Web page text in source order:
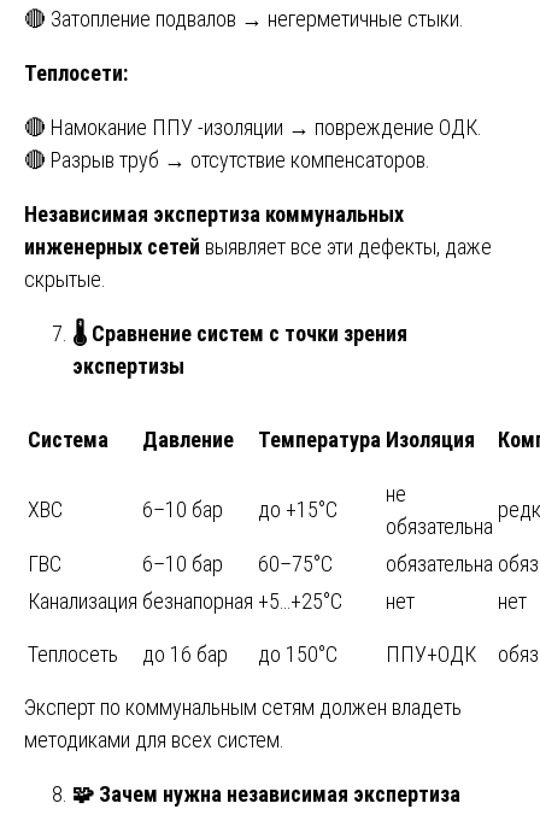
🔴 Затопление подвалов → негерметичные стыки.
Теплосети:
🔴 Намокание ППУ -изоляции → повреждение ОДК.
🔴 Разрыв труб → отсутствие компенсаторов.
Независимая экспертиза коммунальных
инженерных сетей выявляет все эти дефекты, даже
скрытые.
🌡 ️ Сравнение систем с точки зрения
экспертизы
Система Давление Температура Изоляция
ХВС 6–10 бар до +15°C
не
обязательна
ГВС 6–10 бар 60–75°C обязательна
Канализация безнапорная +5…+25°C нет нет
Теплосеть до 16 бар до 150°C ППУ+ОДК
Эксперт по коммунальным сетям должен владеть
методиками для всех систем.
🧩 Зачем нужна независимая экспертиза